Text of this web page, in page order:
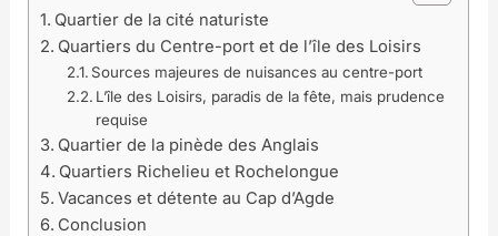
Quartier de la cité naturiste
Quartiers du Centre-port et de l’île des Loisirs
Sources majeures de nuisances au centre-port
L’île des Loisirs, paradis de la fête, mais prudence
requise
Quartier de la pinède des Anglais
Quartiers Richelieu et Rochelongue
Vacances et détente au Cap d’Agde
Conclusion